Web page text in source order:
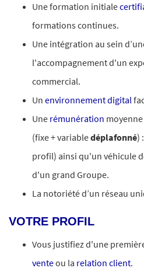
Une formation initiale
formations continues.
Une intégration au sein
l'accompagnement d'un
commercial.
Un environnement digital
Une rémunération
(fixe + variabledéplafonné)
profil) ainsi qu'un véhicule
d'un grand Groupe.
La notoriété d’un réseau
VOTRE PROFIL
Vous justifiez d'une
venteou la relation client.